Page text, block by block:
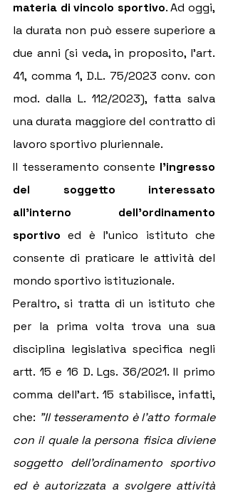
materia di vincolo sportivo. Ad oggi,
la durata non può essere superiore a
due anni (si veda, in proposito, l'art.
41, comma 1, D.L. 75/2023 conv. con
mod. dalla L. 112/2023), fatta salva
una durata maggiore del contratto di
lavoro sportivo pluriennale.
Il tesseramento consente l'ingresso
del soggetto interessato
all'interno dell'ordinamento
sportivo ed è l'unico istituto che
consente di praticare le attività del
mondo sportivo istituzionale.
Peraltro, si tratta di un istituto che
per la prima volta trova una sua
disciplina legislativa specifica negli
artt. 15 e 16 D. Lgs. 36/2021. Il primo
comma dell'art. 15 stabilisce, infatti,
che: "Il tesseramento è l'atto formale
con il quale la persona fisica diviene
soggetto dell'ordinamento sportivo
ed è autorizzata a svolgere attività